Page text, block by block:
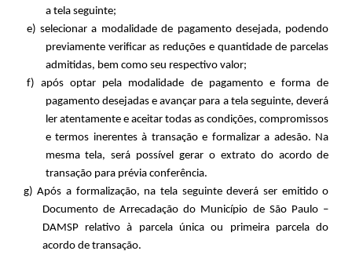
a tela seguinte;
e) selecionar a modalidade de pagamento desejada, podendo
previamente verificar as reduções e quantidade de parcelas
admitidas, bem como seu respectivo valor;
f) após optar pela modalidade de pagamento e forma de
pagamento desejadas e avançar para a tela seguinte, deverá
ler atentamente e aceitar todas as condições, compromissos
e termos inerentes à transação e formalizar a adesão. Na
mesma tela, será possível gerar o extrato do acordo de
transação para prévia conferência.
g) Após a formalização, na tela seguinte deverá ser emitido o
Documento de Arrecadação do Município de São Paulo –
DAMSP relativo à parcela única ou primeira parcela do
acordo de transação.